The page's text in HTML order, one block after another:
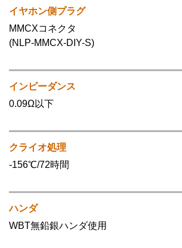
イヤホン側プラグ
MMCXコネクタ
(NLP-MMCX-DIY-S)
インピーダンス
0.09Ω以下
クライオ処理
-156℃/72時間
ハンダ
WBT無鉛銀ハンダ使用